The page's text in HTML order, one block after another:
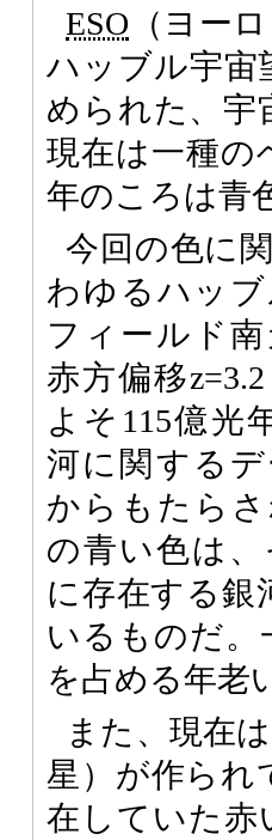
ESO （ヨー
ハッブル宇宙
められた、宇
現在は一種の
年のころは青
今回の色に
わゆるハッブ
フィールド南
赤方偏移
よそ115億光
河に関する
からもたら
の青い色は
に存在する銀
いるものだ。
を占める年老
また、現在
星）が作られ
在していた赤